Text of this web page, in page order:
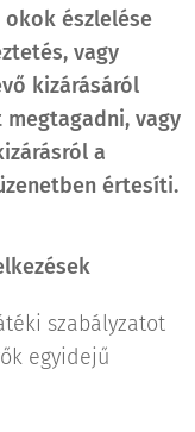
észlelése
vagy
kizárásáról
vagy
a
értesíti.
szabályzatot
egyidejű